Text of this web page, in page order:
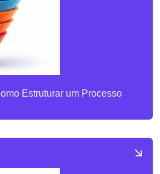
Estruturar um Processo